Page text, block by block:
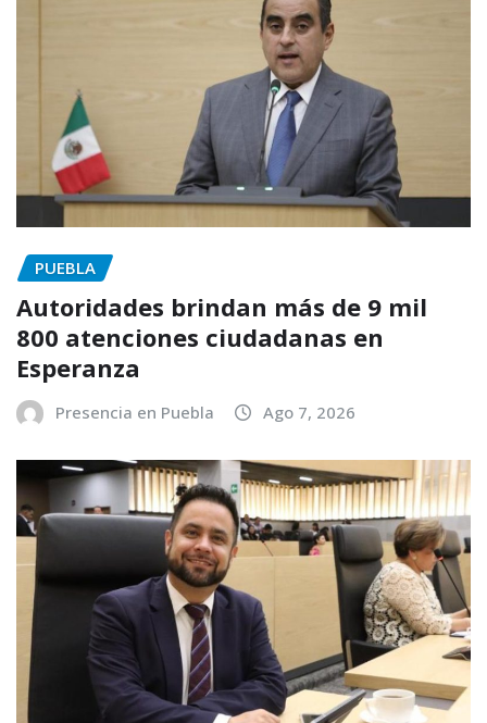
PUEBLA
Autoridades brindan más de 9 mil
800 atenciones ciudadanas en
Esperanza
Presencia en Puebla Ago 7, 2026